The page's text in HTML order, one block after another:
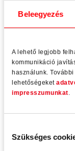
Beleegyezés
A lehető legjobb
kommunikáció
használunk.
lehetőségeket
impresszumunkat
kiválasztása
Szükséges